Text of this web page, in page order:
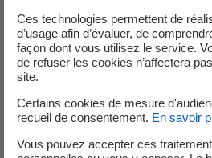
définies afin d’anticiper la
végétation et de garantir
biens et des personnes. Les
impérativement être réalisés avant
n’atteignent ces seuils
arbre ou une branche pénètre
conformité de l’ouvrage n’est plus
Ces technologies permettent de
d’usage afin d’évaluer, de
façon dont vous utilisez le service.
de refuser les cookies n’affectera
site.
Certains cookies de mesure
recueil de consentement. En savoir
Vous pouvez accepter ces